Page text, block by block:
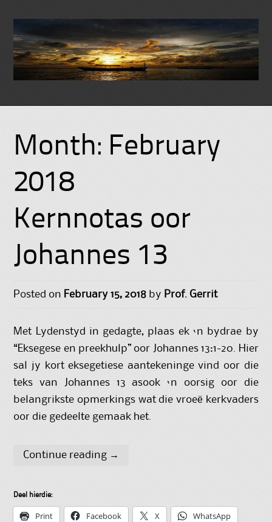
contentMonth: February
2018
Kernnotas oor
Johannes 13
Posted on February 15, 2018 by Prof. Gerrit
Met Lydenstyd in gedagte, plaas ek ‘n bydrae by
“Eksegese en preekhulp” oor Johannes 13:1-20. Hier
sal jy kort eksegetiese aantekeninge vind oor die
teks van Johannes 13 asook ‘n oorsig oor die
belangrikste opmerkings wat die vroeë kerkvaders
oor die gedeelte gemaak het.
Continue reading →
Deel hierdie:
Print Facebook X WhatsApp